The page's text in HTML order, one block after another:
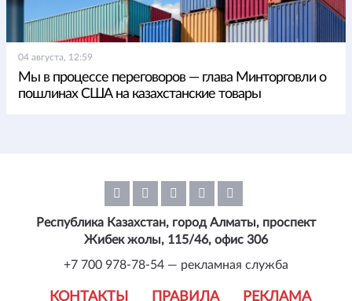
04 августа, 12:59
Мы в процессе переговоров — глава Минторговли о
пошлинах США на казахстанские товары
КОНТАКТЫ ПРАВИЛА РЕКЛАМА
Республика Казахстан, город Алматы, проспект
Жибек жолы, 115/46, офис 306
+7 700 978-78-54 — рекламная служба